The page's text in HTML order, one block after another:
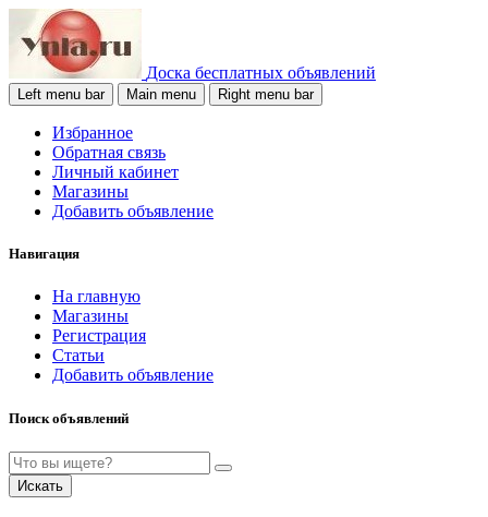
Доска бесплатных объявлений
Left menu bar Main menu Right menu bar
Избранное
Обратная связь
Личный кабинет
Магазины
Добавить объявление
Навигация
На главную
Магазины
Регистрация
Статьи
Добавить объявление
Поиск объявлений
Искать